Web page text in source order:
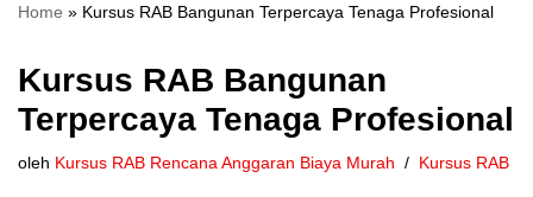
Home » Kursus RAB Bangunan Terpercaya Tenaga Profesional
Kursus RAB Bangunan
Terpercaya Tenaga Profesional
oleh Kursus RAB Rencana Anggaran Biaya Murah Kursus RAB